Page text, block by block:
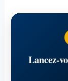
Lancez-